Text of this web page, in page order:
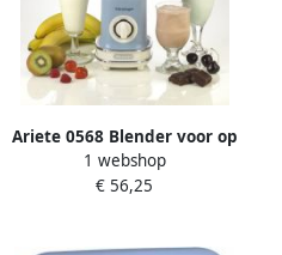
Ariete 0568 Blender voor op
aanrecht 1 5 l Pulse
function IJs-crusher 500 W
1 webshop
€ 56,25